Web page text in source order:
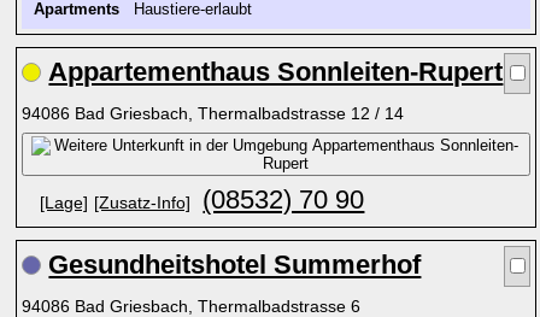
Apartments Haustiere-erlaubt
Appartementhaus Sonnleiten-Rupert
94086 Bad Griesbach, Thermalbadstrasse 12 / 14
[Lage] [Zusatz-Info] (08532) 70 90
Gesundheitshotel Summerhof
94086 Bad Griesbach, Thermalbadstrasse 6